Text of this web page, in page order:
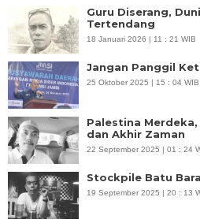
Guru Diserang,
Tertendang
18 Januari 2026 | 11 : 21 WIB
Jangan Panggil
25 Oktober 2025 | 15 : 04 WIB
Palestina
dan Akhir Zaman
22 September 2025 | 01 : 24
Stockpile Batu
19 September 2025 | 20 : 13